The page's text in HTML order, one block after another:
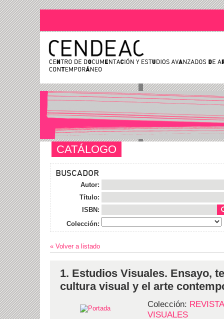
CATÁLOGO
BUSCADOR
Autor:
Título:
ISBN:
Colección:
« Volver a listado
1. Estudios Visuales. Ensayo,
cultura visual y el arte
Colección:
VISUALES